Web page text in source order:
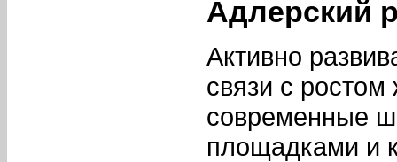
Адлерский
Активно
связи с
современные
площадками и